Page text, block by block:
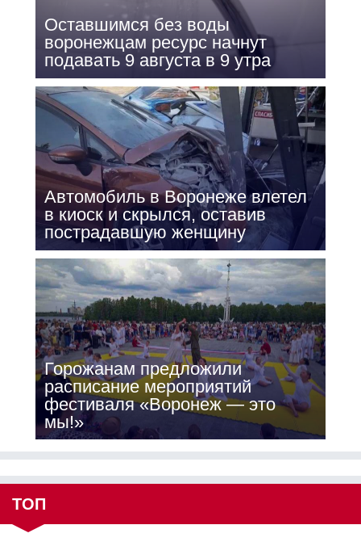
Оставшимся без воды
воронежцам ресурс начнут
подавать 9 августа в 9 утра
Автомобиль в Воронеже влетел
в киоск и скрылся, оставив
пострадавшую женщину
Горожанам предложили
расписание мероприятий
фестиваля «Воронеж — это
мы!»
ТОП